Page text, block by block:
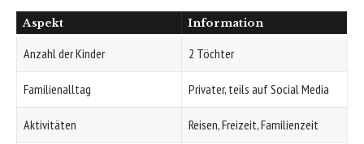
Aspekt Information
Anzahl der Kinder 2 Töchter
Familienalltag Privater, teils auf Social Media
Aktivitäten Reisen,Freizeit, Familienzeit